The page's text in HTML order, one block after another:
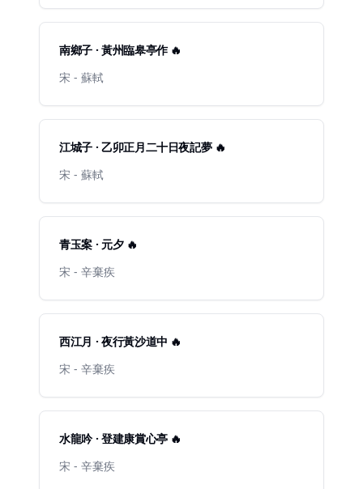
南鄉子 · 黃州臨皋亭作 🔥
宋 - 蘇軾
江城子 · 乙卯正月二十日夜記夢 🔥
宋 - 蘇軾
青玉案 · 元夕 🔥
宋 - 辛棄疾
西江月 · 夜行黃沙道中 🔥
宋 - 辛棄疾
水龍吟 · 登建康賞心亭 🔥
宋 - 辛棄疾